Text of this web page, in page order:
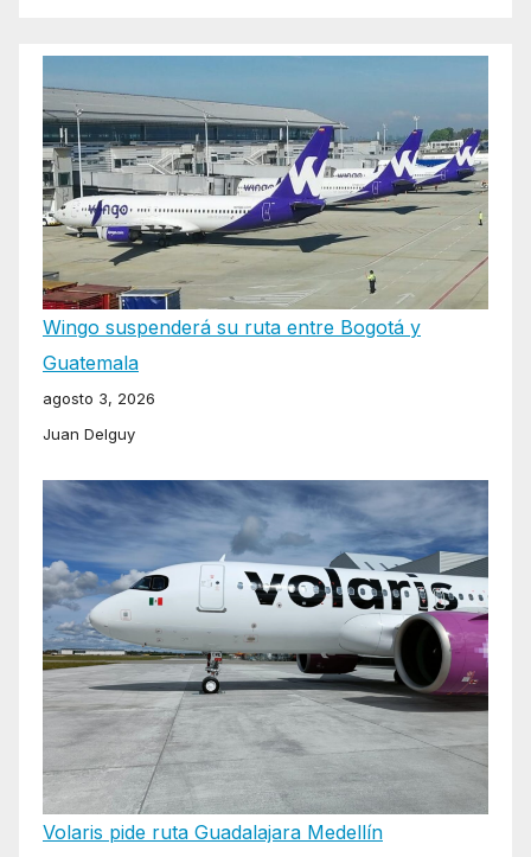
Wingo suspenderá su ruta entre Bogotá y
Guatemala
agosto 3, 2026
Juan Delguy
Volaris pide ruta Guadalajara Medellín